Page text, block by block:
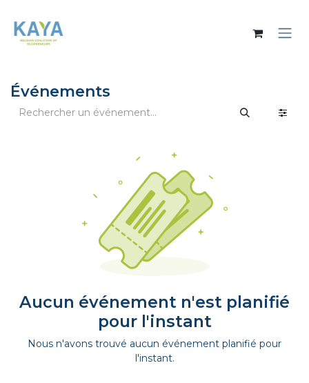
Événements
Aucun événement n'est planifié
pour l'instant
Nous n'avons trouvé aucun événement planifié pour
l'instant.